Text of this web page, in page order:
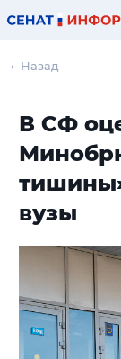
← Назад
В СФ
вузы